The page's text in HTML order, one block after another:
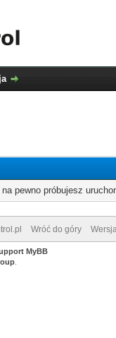
pewno próbujesz
Wróć do góry
MyBB